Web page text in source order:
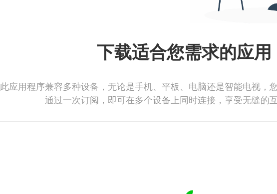
下载适合您需求的应用
此应用程序兼容多种设备，无论是手机、平板、电脑还是智能电视，
通过一次订阅，即可在多个设备上同时连接，享受无缝的互